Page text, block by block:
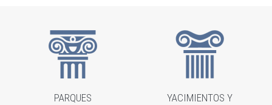
PARQUES
YACIMIENTOS Y